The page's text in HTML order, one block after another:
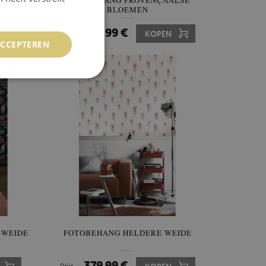
BLOEMEN
Prijs: 379.99 € KOPEN
FOTOBEHANG HELDERE WEIDE